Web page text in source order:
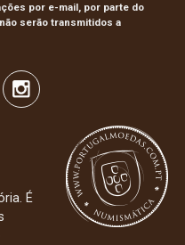
por e-mail, por parte do
serão transmitidos a
É